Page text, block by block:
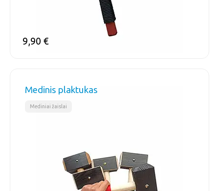
9,90 €
Medinis plaktukas
Mediniai žaislai